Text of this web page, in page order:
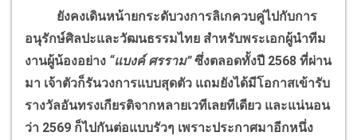
ยังคงเดินหน้ายกระดับวงการลิเกควบคู่ไปกับการ
อนุรักษ์ศิลปะและวัฒนธรรมไทย สำหรับพระเอกผู้นำทีม
งานผู้น้องอย่าง “แบงค์ ศรราม”ซึ่งตลอดทั้งปี 2568 ที่ผ่าน
มา เจ้าตัวก็รันวงการแบบสุดตัว แถมยังได้มีโอกาสเข้ารับ
รางวัลอันทรงเกียรติจากหลายเวทีเลยทีเดียว และแน่นอน
ว่า 2569 ก็ไปกันต่อแบบรัวๆ เพราะประกาศมาอีกหนึ่ง